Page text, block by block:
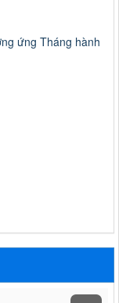
ứng Tháng hành